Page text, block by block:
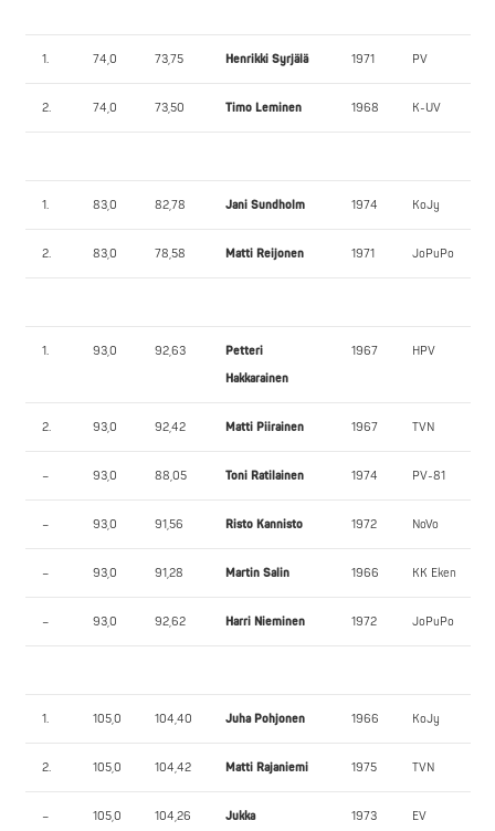
1. 74,0 73,75 Henrikki Syrjälä 1971 PV
2. 74,0 73,50 Timo Leminen 1968 K-UV
1. 83,0 82,78 Jani Sundholm 1974 KoJy
2. 83,0 78,58 Matti Reijonen 1971 JoPuPo
1. 93,0 92,63
Petteri
Hakkarainen
1967 HPV
2. 93,0 92,42 Matti Piirainen 1967 TVN
– 93,0 88,05 Toni Ratilainen 1974 PV-81
– 93,0 91,56 Risto Kannisto 1972 NoVo
– 93,0 91,28 Martin Salin 1966 KK Eken
– 93,0 92,62 Harri Nieminen 1972 JoPuPo
1. 105,0 104,40 Juha Pohjonen 1966 KoJy
2. 105,0 104,42 Matti Rajaniemi 1975 TVN
– 105,0 104,26 Jukka 1973 EV